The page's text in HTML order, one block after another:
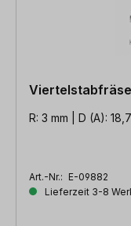
R: 3 mm | D (A):
Art.-Nr.: E-09882
Lieferzeit 3-8